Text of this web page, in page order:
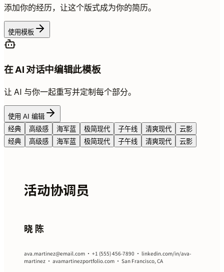
添加你的经历，让这个版式成为你的简历。
使用模板
在 AI 对话中编辑此模板
让 AI 与你一起重写并定制每个部分。
使用 AI 编辑
经典
高级感 海军蓝 极简现代 子午线 清爽现代
云影
经典
高级感 海军蓝 极简现代 子午线 清爽现代 云影
活动协调员
晓 陈
ava.martinez@email.com • +1 (555) 456-7890 • linkedin.com/in/ava-
martinez • avamartinezportfolio.com • San Francisco, CA